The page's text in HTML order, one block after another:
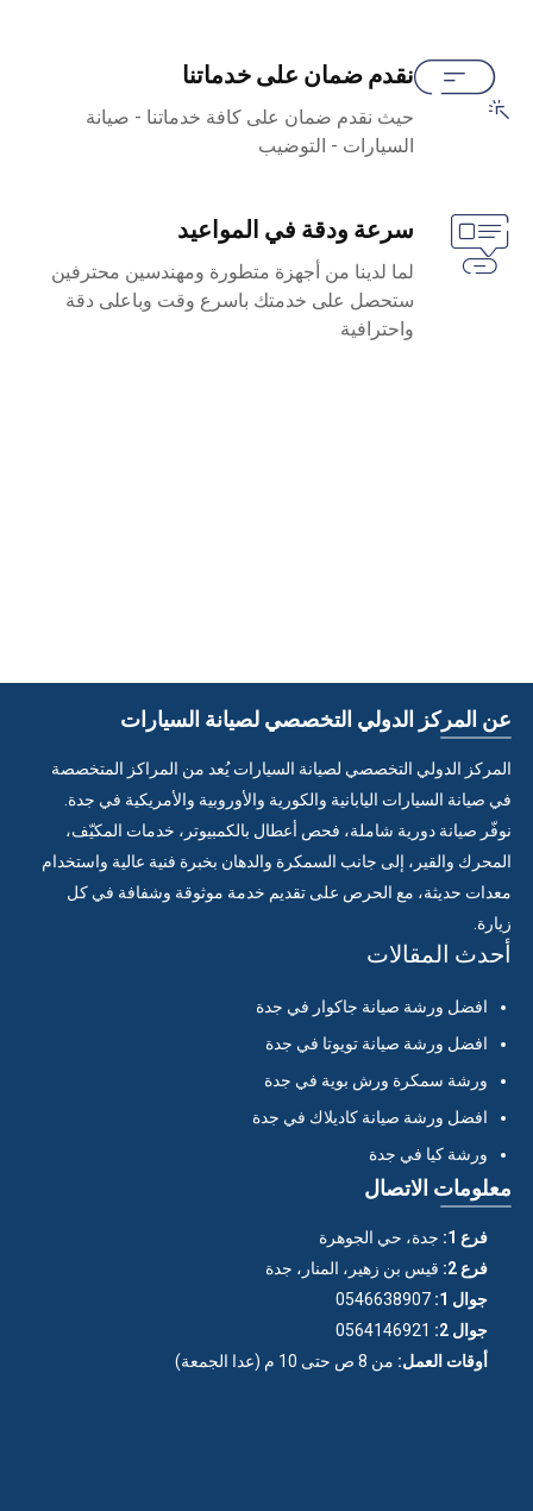
نقدم ضمان على خدماتنا
حيث نقدم ضمان على كافة خدماتنا - صيانة
السيارات - التوضيب
سرعة ودقة في المواعيد
لما لدينا من أجهزة متطورة ومهندسين محترفين
ستحصل على خدمتك باسرع وقت وباعلى دقة
واحترافية
عن المركز الدولي التخصصي لصيانة السيارات
المركز الدولي التخصصي لصيانة السيارات يُعد من المراكز المتخصصة
في صيانة السيارات اليابانية والكورية والأوروبية والأمريكية في جدة.
نوفّر صيانة دورية شاملة، فحص أعطال بالكمبيوتر، خدمات المكيّف،
المحرك والقير، إلى جانب السمكرة والدهان بخبرة فنية عالية واستخدام
معدات حديثة، مع الحرص على تقديم خدمة موثوقة وشفافة في كل
زيارة.
أحدث المقالات
افضل ورشة صيانة جاكوار في جدة
افضل ورشة صيانة تويوتا في جدة
ورشة سمكرة ورش بوية في جدة
افضل ورشة صيانة كاديلاك في جدة
ورشة كيا في جدة
معلومات الاتصال
فرع 1:
جدة، حي الجوهرة
فرع 2:
قيس بن زهير، المنار، جدة
جوال 1:
0546638907
جوال 2:
0564146921
أوقات العمل: من 8 ص حتى 10 م (عدا الجمعة)